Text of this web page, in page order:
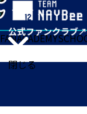
閉じる
FANACADEMY